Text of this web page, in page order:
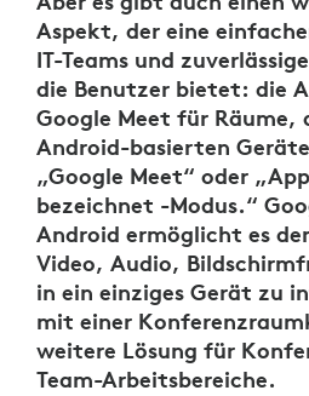
Aspekt, der eine
IT-Teams und
die Benutzer bietet: die
Google Meet für Räume,
Android-basierten
„Google Meet“ oder
bezeichnet -Modus.“
Android ermöglicht es
Video, Audio,
in ein einziges Gerät zu
mit einer
weitere Lösung für
Team-Arbeitsbereiche.